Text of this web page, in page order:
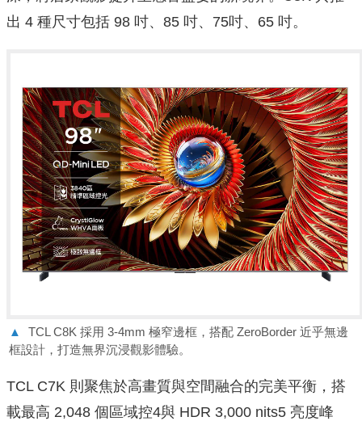
出 4 種尺寸包括 98 吋、85 吋、75吋、65 吋。
▲
TCL C8K 採用 3-4mm 極窄邊框，搭配 ZeroBorder 近乎無邊
框設計，打造無界沉浸觀影體驗。
TCL C7K 則聚焦於高畫質與空間融合的完美平衡，搭
載最高 2,048 個區域控4與 HDR 3,000 nits5 亮度峰